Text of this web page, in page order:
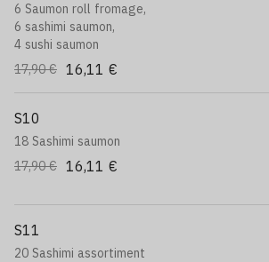
6 Saumon roll fromage,
6 sashimi saumon,
4 sushi saumon
17,90 € 16,11 €
S10
18 Sashimi saumon
17,90 € 16,11 €
S11
20 Sashimi assortiment